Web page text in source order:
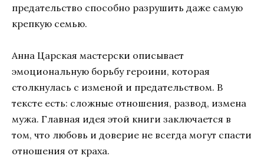
предательство способно разрушить даже самую
крепкую семью.
Анна Царская мастерски описывает
эмоциональную борьбу героини, которая
столкнулась с изменой и предательством. В
тексте есть: сложные отношения, развод, измена
мужа. Главная идея этой книги заключается в
том, что любовь и доверие не всегда могут спасти
отношения от краха.